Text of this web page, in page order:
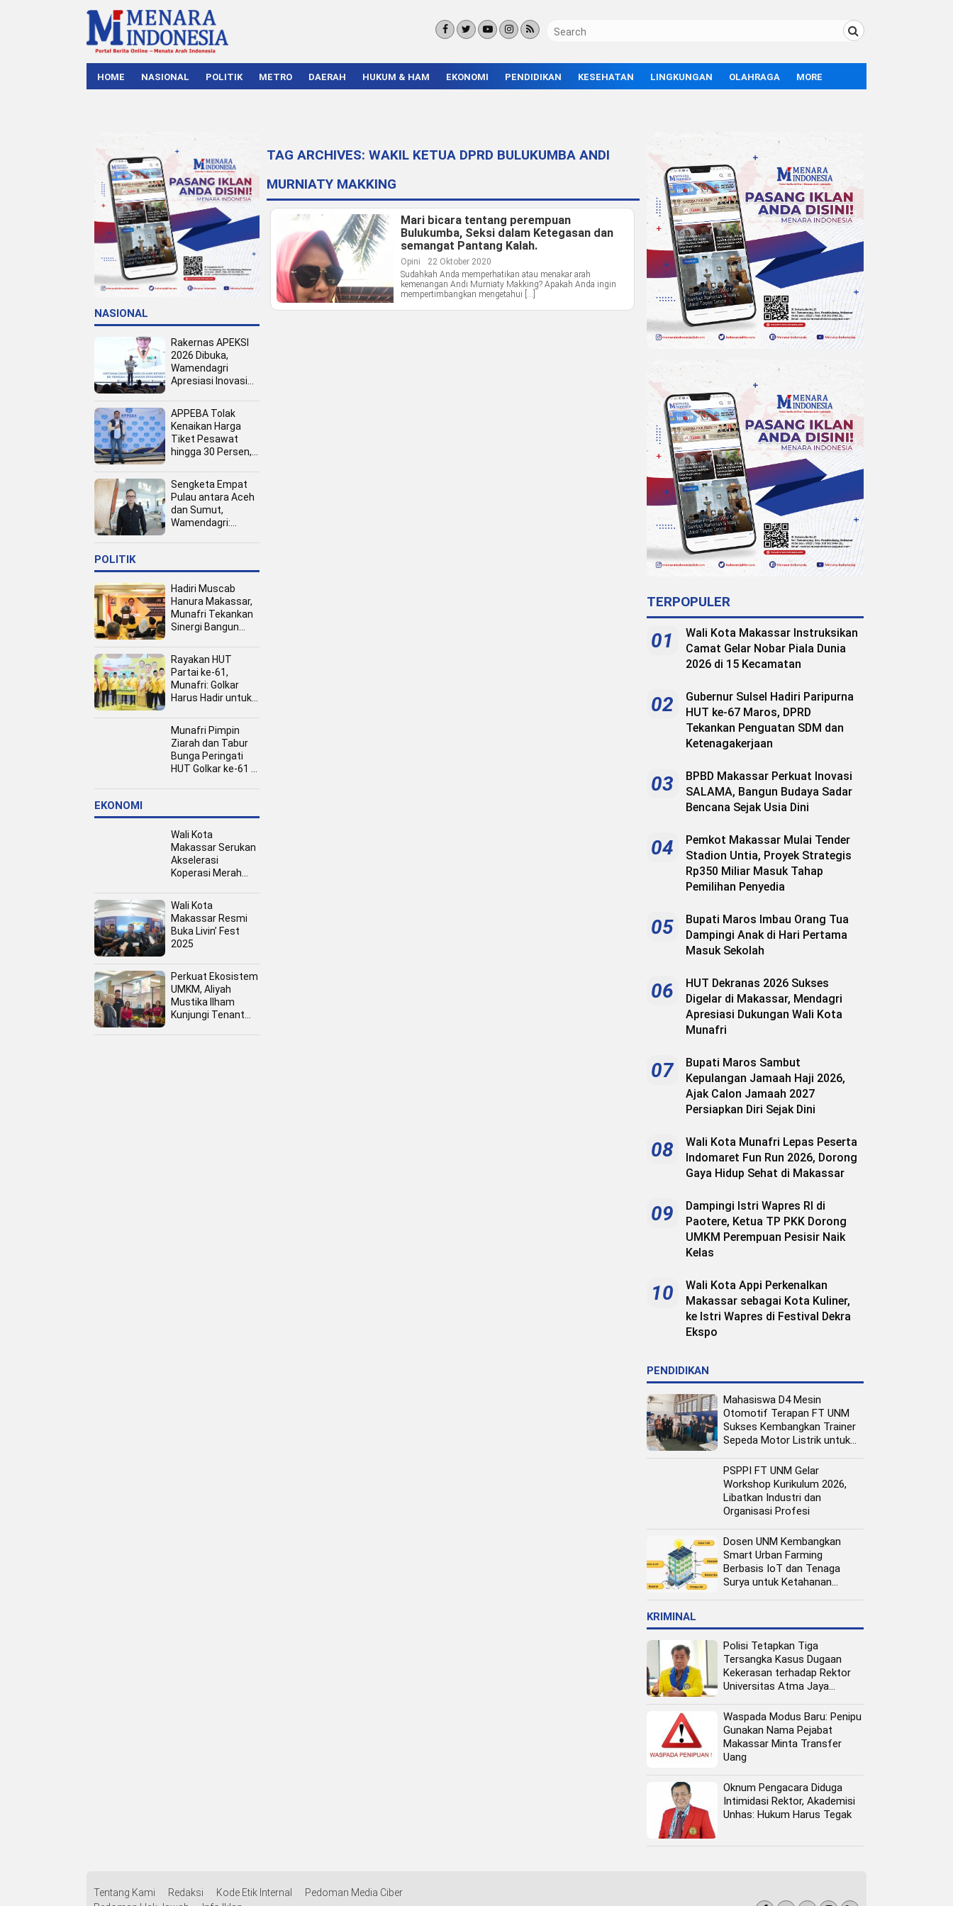
HOME NASIONAL POLITIK METRO DAERAH HUKUM & HAM EKONOMI PENDIDIKAN KESEHATAN LINGKUNGAN OLAHRAGA MORE
NASIONAL
Rakernas APEKSI
2026 Dibuka,
Wamendagri
Apresiasi Inovasi
Tingkat Kota
APPEBA Tolak
Kenaikan Harga
Tiket Pesawat
hingga 30 Persen,
Jamaah Haji dan
Umrah
Sengketa Empat
Pulau antara Aceh
dan Sumut,
Wamendagri:
POLITIK
Hadiri Muscab
Hanura Makassar,
Munafri Tekankan
Sinergi Bangun
Rayakan HUT
Partai ke-61,
Munafri: Golkar
Harus Hadir untuk
Munafri Pimpin
Ziarah dan Tabur
Bunga Peringati
HUT Golkar ke-61 di
EKONOMI
Wali Kota
Makassar Serukan
Akselerasi
Koperasi Merah
Program Presiden
Prabowo
Wali Kota
Makassar Resmi
Buka Livin’ Fest
2025
Perkuat Ekosistem
UMKM, Aliyah
Mustika Ilham
Kunjungi Tenant
TAG ARCHIVES:WAKIL KETUA DPRD BULUKUMBA ANDI
MURNIATY MAKKING
Mari bicara tentang perempuan
Bulukumba, Seksi dalam Ketegasan dan
semangat Pantang Kalah.
Opini
22 Oktober 2020
Sudahkah Anda memperhatikan atau menakar arah
kemenangan Andi Murniaty Makking? Apakah Anda ingin
mempertimbangkan mengetahui […]
TERPOPULER
01
Wali Kota Makassar Instruksikan
Camat Gelar Nobar Piala Dunia
2026 di 15 Kecamatan
02
Gubernur Sulsel Hadiri Paripurna
HUT ke-67 Maros, DPRD
Tekankan Penguatan SDM dan
Ketenagakerjaan
03
BPBD Makassar Perkuat Inovasi
SALAMA, Bangun Budaya Sadar
Bencana Sejak Usia Dini
04
Pemkot Makassar Mulai Tender
Stadion Untia, Proyek Strategis
Rp350 Miliar Masuk Tahap
Pemilihan Penyedia
05
Bupati Maros Imbau Orang Tua
Dampingi Anak di Hari Pertama
Masuk Sekolah
06
HUT Dekranas 2026 Sukses
Digelar di Makassar, Mendagri
Apresiasi Dukungan Wali Kota
Munafri
07
Bupati Maros Sambut
Kepulangan Jamaah Haji 2026,
Ajak Calon Jamaah 2027
Persiapkan Diri Sejak Dini
08
Wali Kota Munafri Lepas Peserta
Indomaret Fun Run 2026, Dorong
Gaya Hidup Sehat di Makassar
09
Dampingi Istri Wapres RI di
Paotere, Ketua TP PKK Dorong
UMKM Perempuan Pesisir Naik
Kelas
10
Wali Kota Appi Perkenalkan
Makassar sebagai Kota Kuliner,
ke Istri Wapres di Festival Dekra
Ekspo
PENDIDIKAN
Mahasiswa D4 Mesin
Otomotif Terapan FT UNM
Sukses Kembangkan Trainer
Sepeda Motor Listrik untuk
PSPPI FT UNM Gelar
Workshop Kurikulum 2026,
Libatkan Industri dan
Organisasi Profesi
Dosen UNM Kembangkan
Smart Urban Farming
Berbasis IoT dan Tenaga
Surya untuk Ketahanan
KRIMINAL
Polisi Tetapkan Tiga
Tersangka Kasus Dugaan
Kekerasan terhadap Rektor
Universitas Atma Jaya
Waspada Modus Baru: Penipu
Gunakan Nama Pejabat
Makassar Minta Transfer
Uang
Oknum Pengacara Diduga
Intimidasi Rektor, Akademisi
Unhas: Hukum Harus Tegak
Tentang Kami Redaksi Kode Etik Internal
Pedoman Media Ciber